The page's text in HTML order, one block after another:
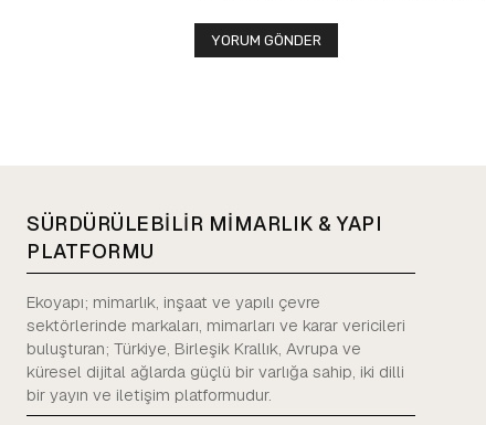
SÜRDÜRÜLEBİLİR MİMARLIK & YAPI
PLATFORMU
Ekoyapı; mimarlık, inşaat ve yapılı çevre
sektörlerinde markaları, mimarları ve karar vericileri
buluşturan; Türkiye, Birleşik Krallık, Avrupa ve
küresel dijital ağlarda güçlü bir varlığa sahip, iki dilli
bir yayın ve iletişim platformudur.